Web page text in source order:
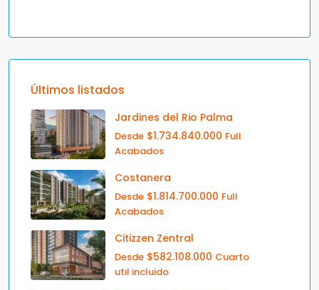
Últimos listados
Jardines del Rio Palma
Desde $1.734.840.000 Full
Acabados
Costanera
Desde $1.814.700.000 Full
Acabados
Citizzen Zentral
Desde $582.108.000 Cuarto
util incluido